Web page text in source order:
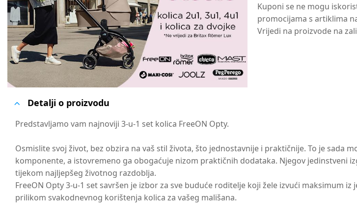
Kuponi se ne mogu
promocijama s artiklima
Vrijedi na proizvode na
Detalji o proizvodu
Predstavljamo vam najnoviji 3-u-1 set kolica FreeON Opty.
Osmislite svoj život, bez obzira na vaš stil života, što jednostavnije i praktičnije. To je sada
komponente, a istovremeno ga obogaćuje nizom praktičnih dodataka. Njegov jedinstveni
tijekom najljepšeg životnog razdoblja.
FreeON Opty 3-u-1 set savršen je izbor za sve buduće roditelje koji žele izvući maksimum
prilikom svakodnevnog korištenja kolica za vašeg mališana.